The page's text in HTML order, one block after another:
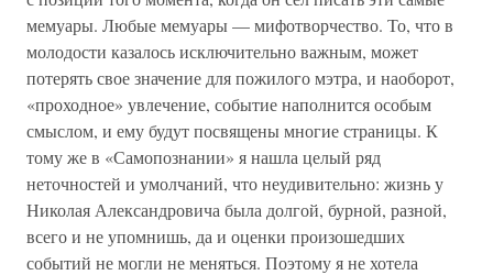
мемуары. Любые мемуары — мифотворчество. То, что в
молодости казалось исключительно важным, может
потерять свое значение для пожилого мэтра, и наоборот,
«проходное» увлечение, событие наполнится особым
смыслом, и ему будут посвящены многие страницы. К
тому же в «Самопознании» я нашла целый ряд
неточностей и умолчаний, что неудивительно: жизнь у
Николая Александровича была долгой, бурной, разной,
всего и не упомнишь, да и оценки произошедших
событий не могли не меняться. Поэтому я не хотела